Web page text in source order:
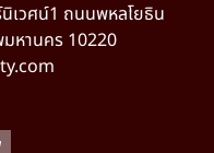
เวศน์1 ถนนพหลโยธิน
มหานคร 10220